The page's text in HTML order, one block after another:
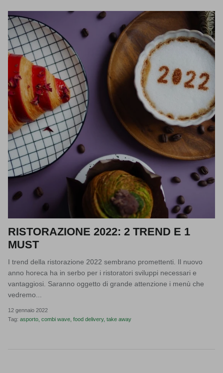
RISTORAZIONE 2022: 2 TREND E 1
MUST
I trend della ristorazione 2022 sembrano promettenti. Il nuovo
anno horeca ha in serbo per i ristoratori sviluppi necessari e
vantaggiosi. Saranno oggetto di grande attenzione i menù che
vedremo...
12 gennaio 2022
Tag: asporto combi wave food delivery take away